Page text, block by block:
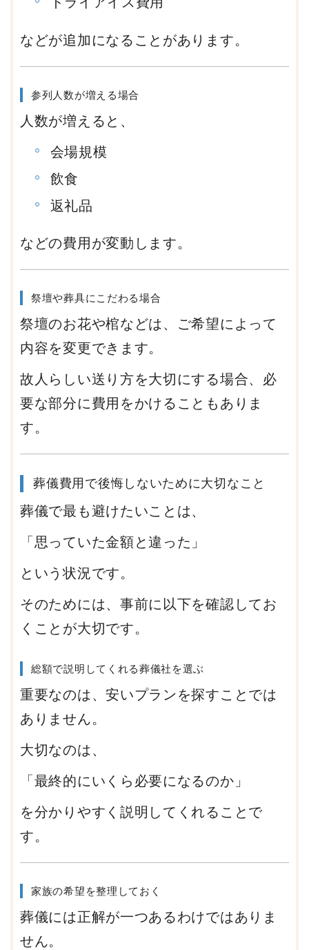
などが追加になることがあります。
参列人数が増える場合
人数が増えると、
会場規模
飲食
返礼品
などの費用が変動します。
祭壇や葬具にこだわる場合
祭壇のお花や棺などは、ご希望によって
内容を変更できます。
故人らしい送り方を大切にする場合、必
要な部分に費用をかけることもありま
す。
葬儀費用で後悔しないために大切なこと
葬儀で最も避けたいことは、
「思っていた金額と違った」
という状況です。
そのためには、事前に以下を確認してお
くことが大切です。
総額で説明してくれる葬儀社を選ぶ
重要なのは、安いプランを探すことでは
ありません。
大切なのは、
「最終的にいくら必要になるのか」
を分かりやすく説明してくれることで
す。
家族の希望を整理しておく
葬儀には正解が一つあるわけではありま
せん。